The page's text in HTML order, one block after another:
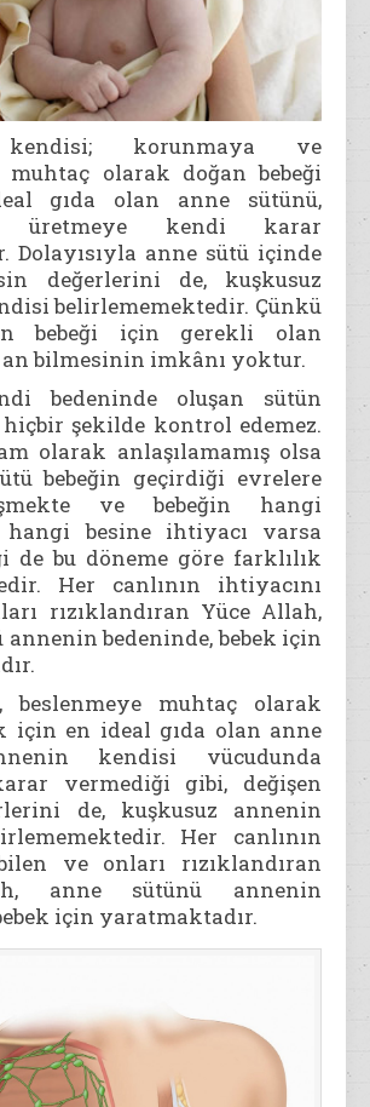
korunmaya ve
muhtaç olarak doğan bebeği
gıda olan anne sütünü,
üretmeye kendi karar
Dolayısıyla anne sütü içinde
değerlerini de, kuşkusuz
belirlememektedir. Çünkü
bebeği için gerekli olan
bilmesinin imkânı yoktur.
bedeninde oluşan sütün
şekilde kontrol edemez.
olarak anlaşılamamış olsa
bebeğin geçirdiği evrelere
ve bebeğin hangi
hangi besine ihtiyacı varsa
de bu döneme göre farklılık
Her canlının ihtiyacını
rızıklandıran Yüce Allah,
annenin bedeninde, bebek için
beslenmeye muhtaç olarak
için en ideal gıda olan anne
kendisi vücudunda
vermediği gibi, değişen
de, kuşkusuz annenin
Her canlının
ve onları rızıklandıran
anne sütünü annenin
için yaratmaktadır.